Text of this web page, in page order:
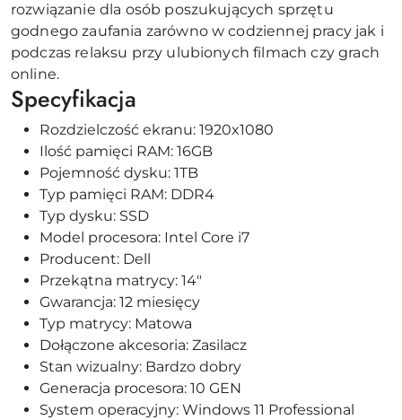
rozwiązanie dla osób poszukujących sprzętu
godnego zaufania zarówno w codziennej pracy jak i
podczas relaksu przy ulubionych filmach czy grach
online.
Specyfikacja
Rozdzielczość ekranu: 1920x1080
Ilość pamięci RAM: 16GB
Pojemność dysku: 1TB
Typ pamięci RAM: DDR4
Typ dysku: SSD
Model procesora: Intel Core i7
Producent: Dell
Przekątna matrycy: 14"
Gwarancja: 12 miesięcy
Typ matrycy: Matowa
Dołączone akcesoria: Zasilacz
Stan wizualny: Bardzo dobry
Generacja procesora: 10 GEN
System operacyjny: Windows 11 Professional